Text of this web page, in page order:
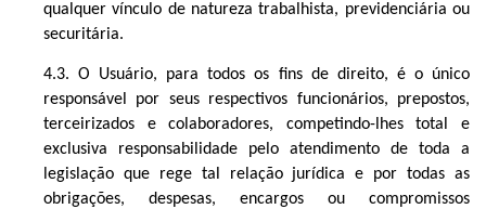
qualquer vínculo de natureza trabalhista, previdenciária ou
securitária.
4.3. O Usuário, para todos os fins de direito, é o único
responsável por seus respectivos funcionários, prepostos,
terceirizados e colaboradores, competindo-lhes total e
exclusiva responsabilidade pelo atendimento de toda a
legislação que rege tal relação jurídica e por todas as
obrigações, despesas, encargos ou compromissos